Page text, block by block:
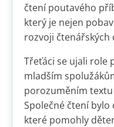
čtení poutavého
který je nejen
rozvoji čtenářských
Třeťáci se ujali role
mladším
porozuměním
Společné čtení
které pomohly